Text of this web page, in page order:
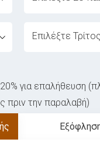
ovabrw service[]
για επαλήθευση
πριν την παραλαβή)